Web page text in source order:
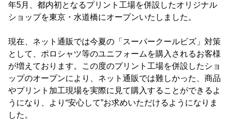
年5月、都内初となるプリント工場を併設したオリジナル
ショップを東京・水道橋にオープンいたしました。
現在、ネット通販では今夏の「スーパークールビズ」対策
として、ポロシャツ等のユニフォームを購入されるお客様
が増えております。この度のプリント工場を併設したショ
ップのオープンにより、ネット通販では難しかった、商品
やプリント加工現場を実際に見て購入することができるよ
うになり、より“安心して”お求めいただけるようになりま
した。